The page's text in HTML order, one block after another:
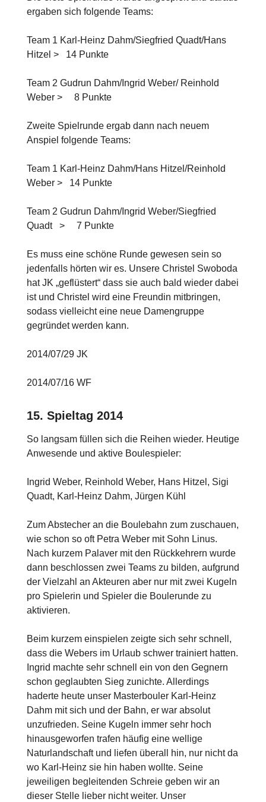
ergaben sich folgende Teams:
Team 1 Karl-Heinz Dahm/Siegfried Quadt/Hans
Hitzel > 14 Punkte
Team 2 Gudrun Dahm/Ingrid Weber/ Reinhold
Weber > 8 Punkte
Zweite Spielrunde ergab dann nach neuem
Anspiel folgende Teams:
Team 1 Karl-Heinz Dahm/Hans Hitzel/Reinhold
Weber > 14 Punkte
Team 2 Gudrun Dahm/Ingrid Weber/Siegfried
Quadt > 7 Punkte
Es muss eine schöne Runde gewesen sein so
jedenfalls hörten wir es. Unsere Christel Swoboda
hat JK „geflüstert“ dass sie auch bald wieder dabei
ist und Christel wird eine Freundin mitbringen,
sodass vielleicht eine neue Damengruppe
gegründet werden kann.
2014/07/29 JK
2014/07/16 WF
15. Spieltag 2014
So langsam füllen sich die Reihen wieder. Heutige
Anwesende und aktive Boulespieler:
Ingrid Weber, Reinhold Weber, Hans Hitzel, Sigi
Quadt, Karl-Heinz Dahm, Jürgen Kühl
Zum Abstecher an die Boulebahn zum zuschauen,
wie schon so oft Petra Weber mit Sohn Linus.
Nach kurzem Palaver mit den Rückkehrern wurde
dann beschlossen zwei Teams zu bilden, aufgrund
der Vielzahl an Akteuren aber nur mit zwei Kugeln
pro Spielerin und Spieler die Boulerunde zu
aktivieren.
Beim kurzem einspielen zeigte sich sehr schnell,
dass die Webers im Urlaub schwer trainiert hatten.
Ingrid machte sehr schnell ein von den Gegnern
schon geglaubten Sieg zunichte. Allerdings
haderte heute unser Masterbouler Karl-Heinz
Dahm mit sich und der Bahn, er war absolut
unzufrieden. Seine Kugeln immer sehr hoch
hinausgeworfen trafen häufig eine wellige
Naturlandschaft und liefen überall hin, nur nicht da
wo Karl-Heinz sie hin haben wollte. Seine
jeweiligen begleitenden Schreie geben wir an
dieser Stelle lieber nicht weiter. Unser